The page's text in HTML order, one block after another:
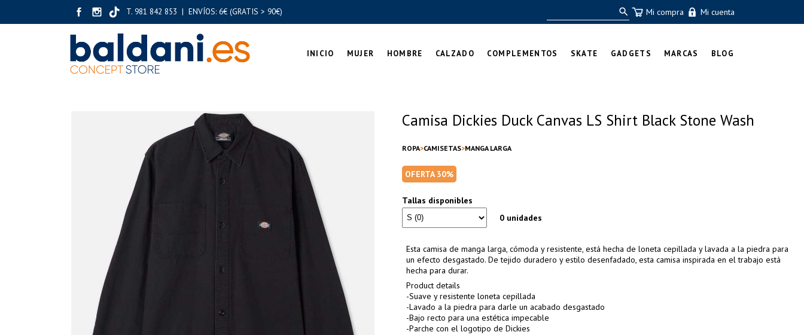
T. 981 842 853 | ENVÍOS: 6€ (GRATIS > 90€) Mi compra Mi cuenta
INICIO MUJER HOMBRE CALZADO COMPLEMENTOS SKATE GADGETS MARCAS BLOG
Camisa Dickies Duck Canvas LS Shirt Black Stone Wash
ROPA CAMISETAS MANGA LARGA
OFERTA 30%
Tallas disponibles
0 unidades
Esta camisa de manga larga, cómoda y resistente, está hecha de loneta cepillada y lavada a la piedra para
un efecto desgastado. De tejido duradero y estilo desenfadado, esta camisa inspirada en el trabajo está
hecha para durar.
Product details
-Suave y resistente loneta cepillada
-Lavado a la piedra para darle un acabado desgastado
-Bajo recto para una estética impecable
-Parche con el logotipo de Dickies